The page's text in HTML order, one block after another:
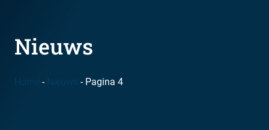
Nieuws
Home - - Pagina 4